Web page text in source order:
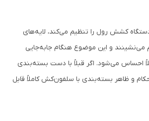
کشش رول را تنظیم می‌کند، لایه‌های
و این موضوع هنگام جابه‌جایی
احساس می‌شود. اگر قبلاً با دست بسته‌بندی
و ظاهر بسته‌بندی با سلفون‌کش کاملاً قابل